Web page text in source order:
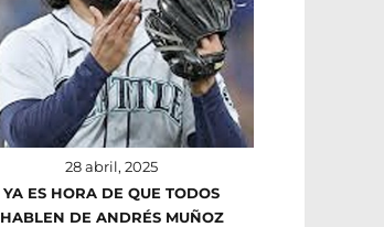
28 abril, 2025
YA ES HORA DE QUE TODOS
HABLEN DE ANDRÉS MUÑOZ